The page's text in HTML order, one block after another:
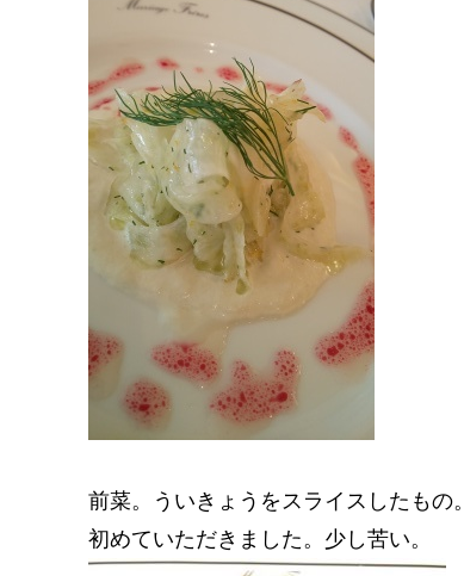
前菜。ういきょうをスライスしたもの。
初めていただきました。少し苦い。